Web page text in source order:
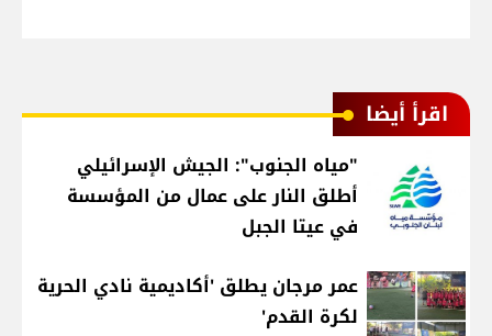
اقرأ أيضا
"مياه الجنوب": الجيش الإسرائيلي
أطلق النار على عمال من المؤسسة
في عيتا الجبل
عمر مرجان يطلق 'أكاديمية نادي الحرية
لكرة القدم'